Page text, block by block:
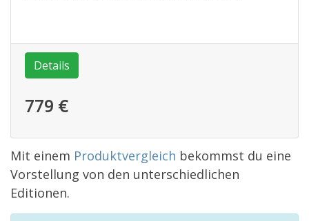
Details
779 €
Mit einem Produktvergleich bekommst du eine
Vorstellung von den unterschiedlichen
Editionen.